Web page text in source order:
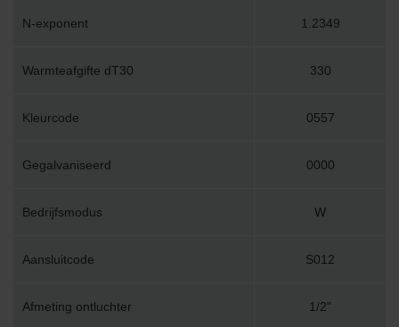
N-exponent 1.2349
Warmteafgifte dT30 330
Kleurcode 0557
Gegalvaniseerd 0000
Bedrijfsmodus W
Aansluitcode S012
Afmeting ontluchter 1/2"